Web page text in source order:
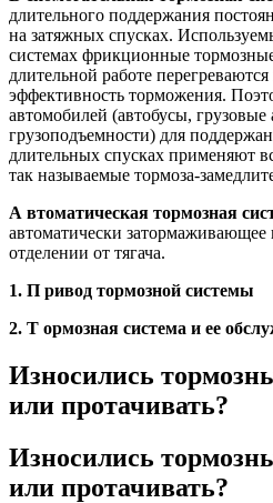
длительного поддержания
на затяжных спусках.
системах фрикционные
длительной работе
эффективность торможения.
автомобилей (автобусы,
грузоподъемности) для
длительных спусках применяют
так называемые тормоза-
А втоматическая тормозная
автоматически
отделении от тягача.
1. П ривод тормозной системы
2. Т ормозная система и ее
Износились
или протачивать?
Износились
или протачивать?